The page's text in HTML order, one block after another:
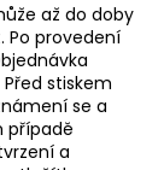
až do doby
Po provedení
stiskem
se a
případě
a